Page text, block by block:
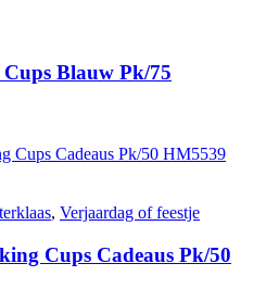
Blauw Pk/75
, Verjaardag of feestje
Cups Cadeaus Pk/50